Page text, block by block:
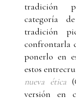
tradición
categoría
tradición
confrontarla
ponerlo en
estos
nueva ética
versión en